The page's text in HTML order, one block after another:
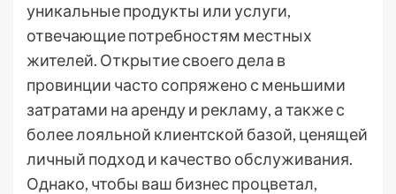
уникальные продукты или услуги,
отвечающие потребностям местных
жителей. Открытие своего дела в
провинции часто сопряжено с меньшими
затратами на аренду и рекламу, а также с
более лояльной клиентской базой, ценящей
личный подход и качество обслуживания.
Однако, чтобы ваш бизнес процветал,